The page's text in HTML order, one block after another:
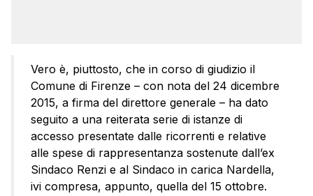
Vero è, piuttosto, che in corso di giudizio il
Comune di Firenze – con nota del 24 dicembre
2015, a firma del direttore generale – ha dato
seguito a una reiterata serie di istanze di
accesso presentate dalle ricorrenti e relative
alle spese di rappresentanza sostenute dall’ex
Sindaco Renzi e al Sindaco in carica Nardella,
ivi compresa, appunto, quella del 15 ottobre.